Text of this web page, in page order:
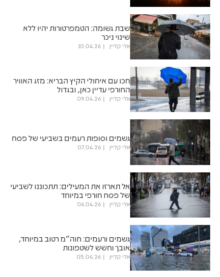
שבת גשומה: הטמפרטורות יהיו ללא
שינוי ניכר
אלי קליין 10.04.26
חכו עם איחולי הקיץ הבריא: מזג האוויר
החורפי עדיין כאן, ובגדול
אלי קליין 09.04.26
גשמים וסופות רעמים בשביעי של פסח
אלי קליין 07.04.26
אל תארזו את המעילים: תתכוננו לשביעי
של פסח חורפי במיוחד
אלי קליין 06.04.26
גשמים ורעמים: חוה"מ רטוב במיוחד,
אובך וחשש לשטפונות
אלי קליין 05.04.26